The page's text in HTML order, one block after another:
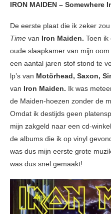
IRON MAIDEN – Somewhere
De eerste plaat die ik zeker
Time van Iron Maiden. Toen ik
oude slaapkamer van mijn
een aantal jaren stof stond te
lp’s van Motörhead, Saxon,
van Iron Maiden. Ik was
de Maiden-hoezen zonder de
Omdat ik destijds geen
mijn zakgeld naar een cd-
de albums die ik op vinyl
was dus mijn eerste grote
was dus snel gemaakt!